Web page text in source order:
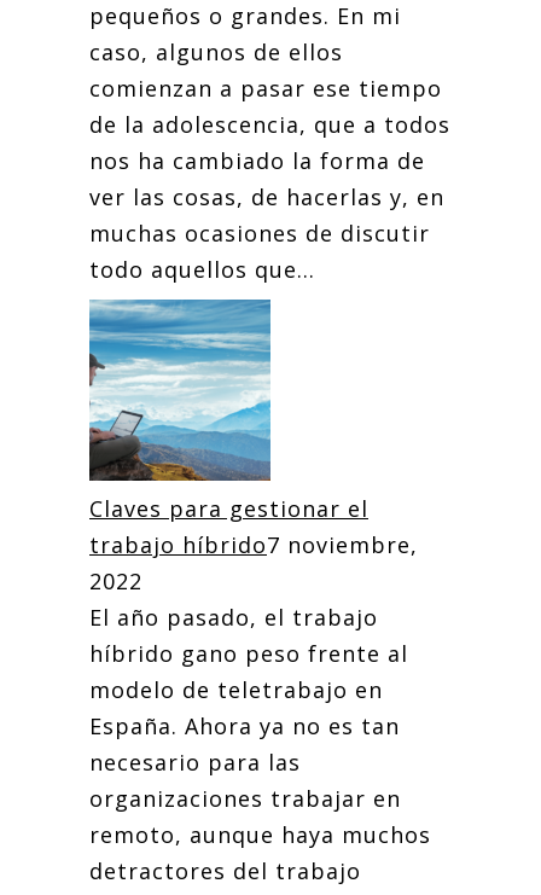
pequeños o grandes. En mi
caso, algunos de ellos
comienzan a pasar ese tiempo
de la adolescencia, que a todos
nos ha cambiado la forma de
ver las cosas, de hacerlas y, en
muchas ocasiones de discutir
todo aquellos que...
Claves para gestionar el
trabajo híbrido7 noviembre,
2022
El año pasado, el trabajo
híbrido gano peso frente al
modelo de teletrabajo en
España. Ahora ya no es tan
necesario para las
organizaciones trabajar en
remoto, aunque haya muchos
detractores del trabajo